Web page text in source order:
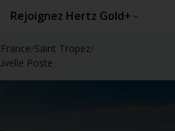
Rejoignez Hertz Gold+
France Saint Tropez
Poste